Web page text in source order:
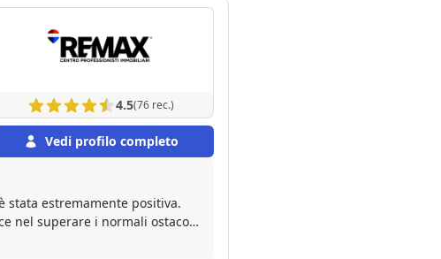
4.5(76 rec.)
Vedi profilo completo
stata estremamente positiva.
nel superare i normali ostacoli
Riccardo identificasse